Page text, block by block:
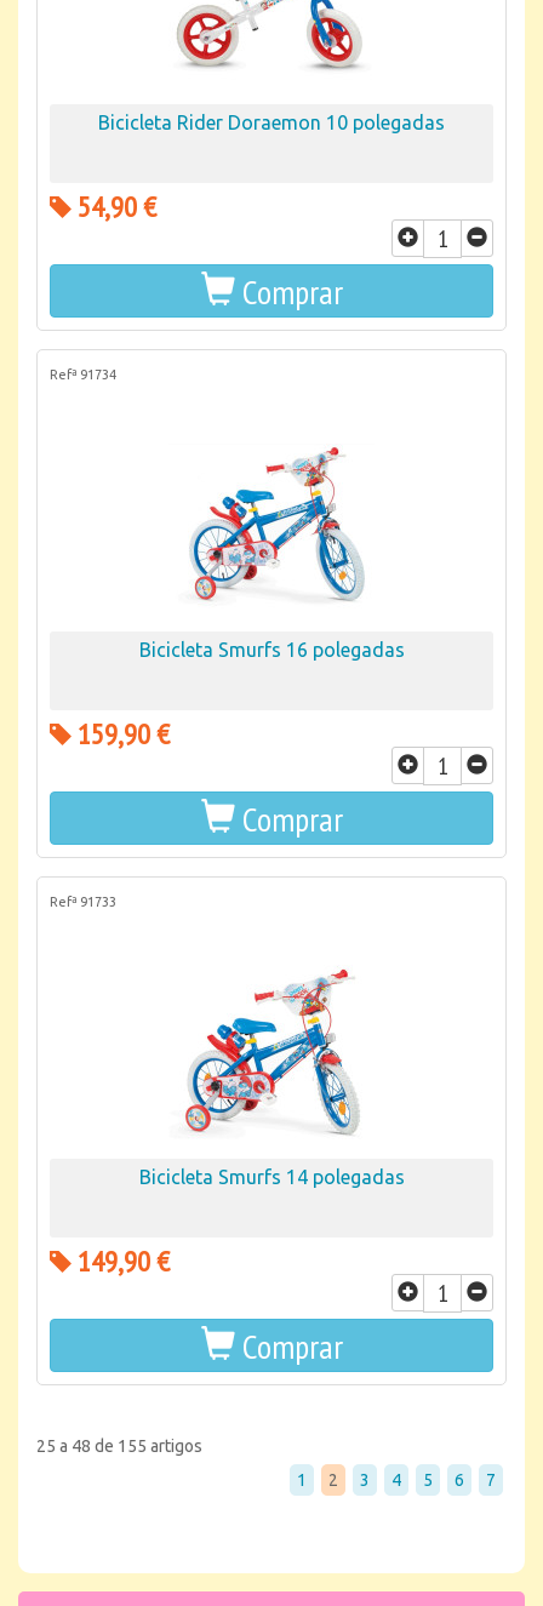
Bicicleta Rider Doraemon 10 polegadas
54,90 €
Comprar
Refª 91734
Bicicleta Smurfs 16 polegadas
159,90 €
Comprar
Refª 91733
Bicicleta Smurfs 14 polegadas
149,90 €
Comprar
25 a 48 de 155 artigos
1
2 3 4 5 6 7